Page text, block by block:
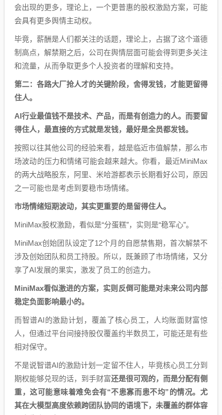
会出现的更多，理论上，一个更普惠的股权激励方案，可能
会具有更多舆情主动权。
毕竟，薪酬是人们都关注的话题，理论上，占据了这个道德
制高点，解禁期之后，公司在舆情层面可能会得到更多关注
和流量，从而争取更多个人投资者的理解和支持。
第二：各路大厂抢人才的关键阶段，舍得发钱，才能更留得
住人。
AI行业最值钱不是技术、产品，而是有创造力的人。而要留
得住人，最直接的方式就是发钱，最好是全员都发钱。
按照以往其他公司的经验来看，越是临近市值解禁，那么市
场波动的压力和情绪可能会越来越大。你看，最近MiniMax
的两大战略股东，阿里、米哈游都表示长期看好公司，原因
之一可能也是考虑到要稳市场情绪。
市场情绪短期波动，其实更重要的是留得住人。
MiniMax股权激励，看似是“分蛋糕”，实则是“稳军心”。
MiniMax创始团队设定了12个月的自愿禁售期，首次解禁不
涉及创始团队和员工持股。所以，既兼顾了市场情绪，又分
享了AI发展的果实，激发了员工的创造力。
MiniMax看似激进的方案，实则反倒可能是对未来公司内部
稳定负面影响最小的。
而智谱AI的激励计划，覆盖了核心员工，人均账面财富惊
人，但通过平台间接持股仅覆盖约半数员工，可能还是有些
相对保守。
不是说智谱AI的激励计划一定留不住人，毕竟核心员工分到
期权能够兑现的话，到手财富还是很可观的，而是分配有侧
重，这可能意味着难免会有“不患寡而患不均”的情况。尤
其在大模型高度依赖跨团队协同的语境下，未覆盖的群体容